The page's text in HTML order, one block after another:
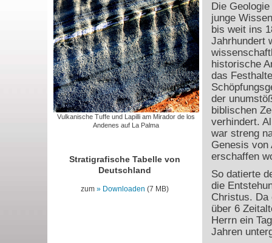
Vulkanische Tuffe und Lapilli am Mirador de los
Andenes auf La Palma
Stratigrafische Tabelle von
Deutschland
zum Downloaden (7 MB)
Die
junge
bis weit ins
Jahrhundert
historische
das
der
biblischen
verhindert.
war streng
Genesis von
erschaffen
So datierte
die
Christus. Da
über 6
Herrn ein
Jahren